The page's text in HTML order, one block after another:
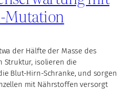
Mutation
der Hälfte der Masse des
Struktur, isolieren die
Blut-Hirn-Schranke, und sorgen
mit Nährstoffen versorgt